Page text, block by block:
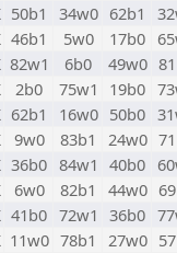
50b1 34w0 62b1
46b1 5w0 17b0
82w1 6b0 49w0
2b0 75w1 19b0
62b1 16w0 50b0
9w0 83b1 24w0
36b0 84w1 40b0
6w0 82b1 44w0
41b0 72w1 36b0
11w0 78b1 27w0